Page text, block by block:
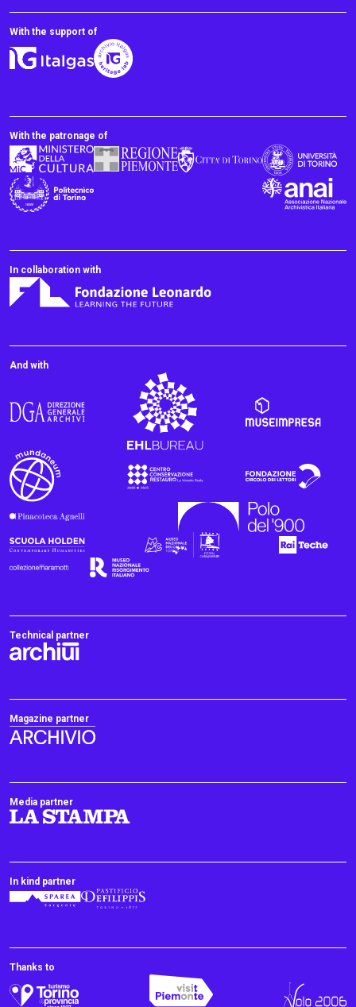
With the support of
With the patronage of
In collaboration with
And with
Technical partner
Magazine partner
Media partner
In kind partner
Thanks to